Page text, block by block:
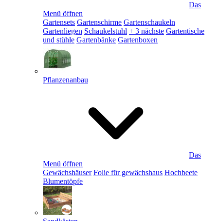
Das
Menü öffnen
Gartensets Gartenschirme Gartenschaukeln
Gartenliegen Schaukelstuhl + 3 nächste Gartentische
und stühle Gartenbänke Gartenboxen
Pflanzenanbau
Das
Menü öffnen
Gewächshäuser Folie für gewächshaus Hochbeete
Blumentöpfe